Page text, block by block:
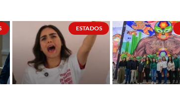
ESTADOS